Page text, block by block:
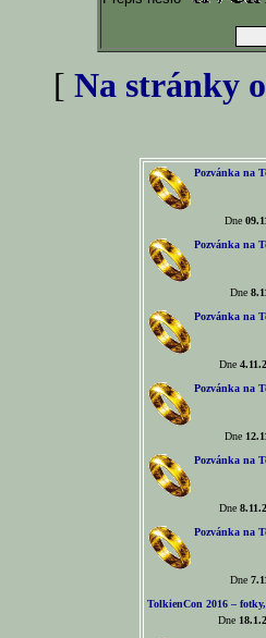
[Na stránky
Pozvánka na
Dne
Pozvánka na
Dne
Pozvánka na
Dne
Pozvánka na
Dne
Pozvánka na
Dne
Pozvánka na
Dne
TolkienCon 2016 –
Dne